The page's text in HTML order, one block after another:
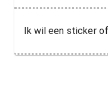
Ik wil een sticker